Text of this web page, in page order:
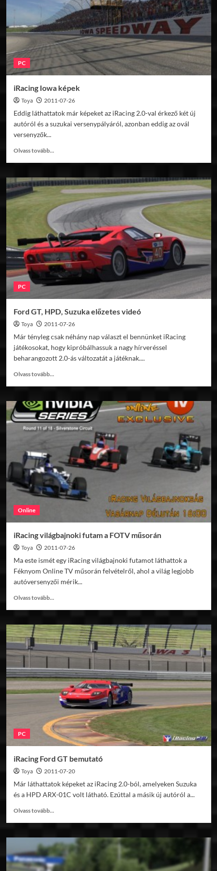
PC
iRacing Iowa képek
Toya 2011-07-26
Eddig láthattatok már képeket az iRacing 2.0-val érkező két új
autóról és a suzukai versenypályáról, azonban eddig az ovál
versenyzők...
Olvass tovább...
iRacing
Iowa
képek
PC
Ford GT, HPD, Suzuka előzetes videó
Toya 2011-07-26
Már tényleg csak néhány nap választ el bennünket iRacing
játékosokat, hogy kipróbálhassuk a nagy hírveréssel
beharangozott 2.0-ás változatát a játéknak....
Olvass tovább...
Ford
GT,
HPD,
Suzuka
videó
Online
iRacing világbajnoki futam a FOTV műsorán
Toya 2011-07-26
Ma este ismét egy iRacing világbajnoki futamot láthattok a
Féknyom Online TV műsorán felvételről, ahol a világ legjobb
autóversenyzői mérik...
Olvass tovább...
iRacing
világbajnoki
futam
a
műsorán
PC
iRacing Ford GT bemutató
Toya 2011-07-20
Már láthattatok képeket az iRacing 2.0-ból, amelyeken Suzuka
és a HPD ARX-01C volt látható. Ezúttal a másik új autóról a...
Olvass tovább...
iRacing
Ford
GT
bemutató